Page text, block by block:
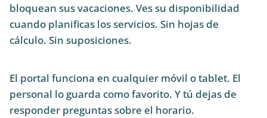
bloquean sus vacaciones. Ves su disponibilidad
cuando planificas los servicios. Sin hojas de
cálculo. Sin suposiciones.
El portal funciona en cualquier móvil o tablet. El
personal lo guarda como favorito. Y tú dejas de
responder preguntas sobre el horario.